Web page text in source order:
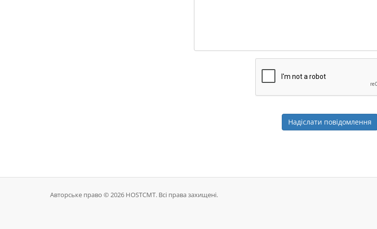
Надіслати повідомлення
Авторське право © 2026 HOSTCMT. Всі права захищені.